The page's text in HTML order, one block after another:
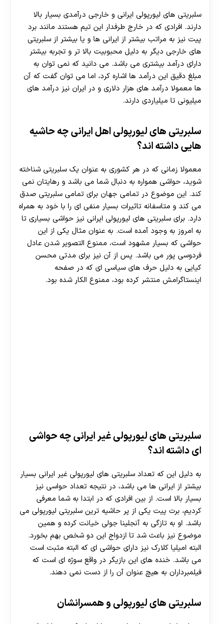
سلبریتی های لیورپولی ایرانی و خارجی درآمدی بسیار بالا
دارند. افرادی که در خارج طرفدار این تیم هستند مانند برد
پیت نیز به مراتب بیشتر از ایرانی ها و یا بیشتر از سلبریتی
های خارجی دیگر به دلیل محبوبیت بالا تر و تجربه بیشتر
دارای درآمد بیشتری می باشد. می دانید که نمی توان به
مبلغ دقیق این درآمد ها اشاره کرد، اما می توان گفت که آن
ها معمولا درآمد های هزار دلاری و در ایران نیز درآمد های
میلیونی تا میلیاردی دارند.
سلبریتی های لیورپولی اهل ایرانی چه حاشیه
هایی داشته اند؟
معمولا زمانی که در هر کشوری به عنوان یک سلبریتی شناخته
شوید، حواشی همواره به دنبال شما می باشد و رهایتان نمی
کند. این موضوع در تمامی جهان برای تمامی سلبریتی صدق
می کند و متاسفانه تاثیرات بسیار منفی ای را با خود به همراه
دارد. برای سلبریتی های لیورپولی ایرانی نیز حواشی بسیاری تا
به امروز به وجود آمده است. به عنوان مثال یکی از این
حواشی که بسیار مشهود است، ممنوع التصویر شدن عادل
فردوسی پور می باشد. پس از آن نیز برای مدتی محسن
کیایی به دلیل حرف های سیاسی ای که در صفحه
اینستاگرامش منتشر کرده بود، ممنوع الکار شده بود.
سلبریتی های لیورپولی غیر ایرانی چه حواشی
ای داشته اند؟
به دلیل این که تعداد سلبریتی های لیورپولی غیر ایرانی بسیار
بیشتر از ایرانی ها می باشد، در نتیجه تعداد حواسی نیز
بسیار بالا است. از بین افرادی که در ابتدا به شما معرفی
کردیم، برت پیت یکی از پر حاشیه ترین سلبریتی لیورپولی می
باشد. او به تازگی به آنجلینا جولی خیانت کرده و همین
موضوع نیز باعث شد تا ازدواج این دو شخص بهم بخورد.
البته امیلیا کلارک نیز دارای حواشی ای که البته مثبت است
می باشد. خنده های این بازیگر در واقع سوژه ای است که
فیلمبرداران به هیچ عنوان آن را از دست نمی دهند.
سلبریتی های لیورپولی و همسرانشان